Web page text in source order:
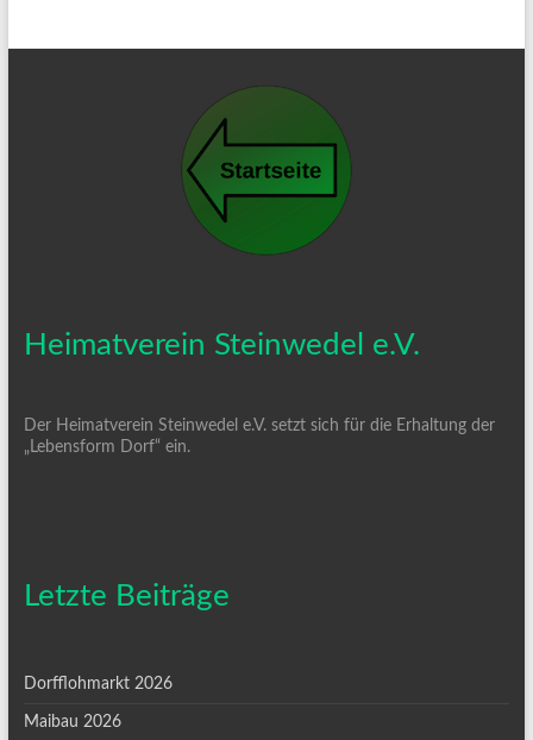
Heimatverein Steinwedel e.V.
Der Heimatverein Steinwedel e.V. setzt sich für die Erhaltung der
„Lebensform Dorf“ ein.
Letzte Beiträge
Dorfflohmarkt 2026
Maibau 2026